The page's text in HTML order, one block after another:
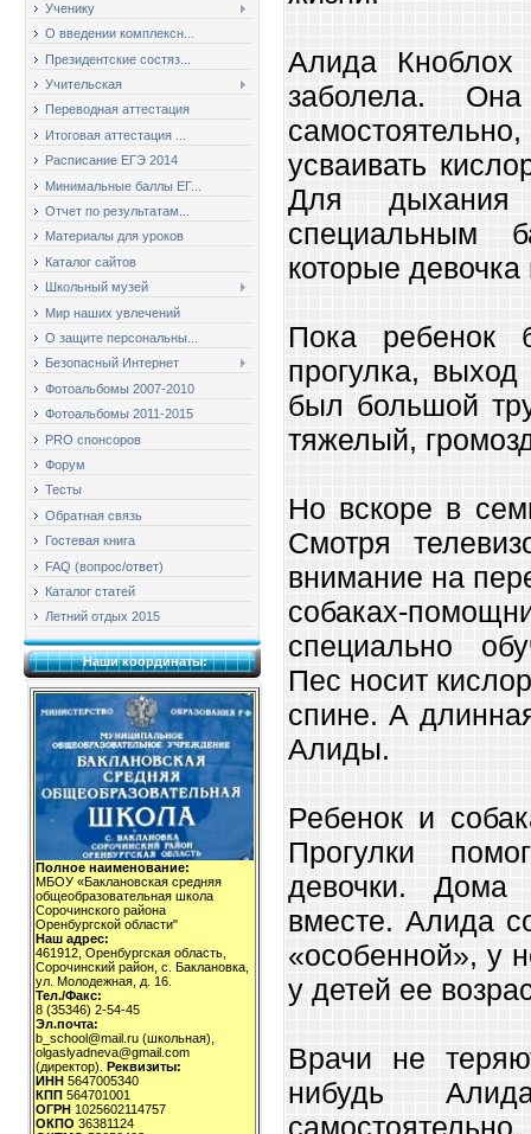
Ученику
О введении комплексн...
Президентские состяз...
Учительская
Переводная аттестация
Итоговая аттестация ...
Расписание ЕГЭ 2014
Минимальные баллы ЕГ...
Отчет по результатам...
Материалы для уроков
Каталог сайтов
Школьный музей
Мир наших увлечений
О защите персональны...
Безопасный Интернет
Фотоальбомы 2007-2010
Фотоальбомы 2011-2015
PRO спонсоров
Форум
Тесты
Обратная связь
Гостевая книга
FAQ (вопрос/ответ)
Каталог статей
Летний отдых 2015
Наши координаты:
Полное наименование:
МБОУ «Баклановская средняя
общеобразовательная школа
Сорочинского района
Оренбургской области"
Наш адрес:
461912, Оренбургская область,
Сорочинский район, с. Баклановка,
ул. Молодежная, д. 16.
Тел./Факс:
8 (35346) 2-54-45
Эл.почта:
b_school@mail.ru (школьная),
olgaslyadneva@gmail.com
(директор). Реквизиты:
ИНН 5647005340
КПП 564701001
ОГРН 1025602114757
ОКПО 36381124
Алида Кноблох
заболела.
усваивать
Для дыхания
специальным
которые девочка
Пока ребенок
прогулка,
был большой
тяжелый,
Но вскоре в
Смотря
внимание на
собаках-
специально
Пес носит
спине. А
Алиды.
Ребенок и
Прогулки
девочки.
вместе. Алида
«особенной», у
у детей ее
Врачи не
нибудь
самостоятельно.